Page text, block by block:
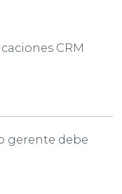
CRM
gerente debe